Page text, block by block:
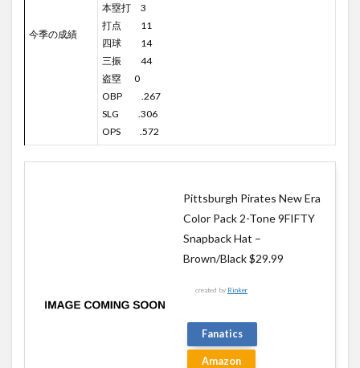
今季の成績
本塁打 3
打点 11
四球 14
三振 44
盗塁 0
OBP .267
SLG .306
OPS .572
Pittsburgh Pirates New Era
Color Pack 2-Tone 9FIFTY
Snapback Hat –
Brown/Black $29.99
created by Rinker
Fanatics
Amazon